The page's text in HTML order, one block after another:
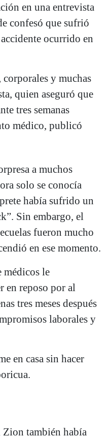
en una entrevista
confesó que sufrió
ocurrido en
corporales y muchas
quien aseguró que
tres semanas
médico, publicó
a muchos
solo se conocía
había sufrido un
Sin embargo, el
fueron mucho
en ese momento.
médicos le
en reposo por al
tres meses después
laborales y
en casa sin hacer
también había